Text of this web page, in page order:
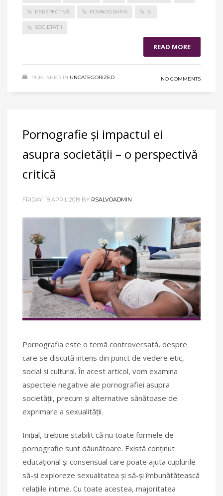
PERSPECTIVĂ PORNOGRAFIA ȘI
SOCIETĂȚII
READ MORE
PUBLISHED IN UNCATEGORIZED NO COMMENTS
Pornografie și impactul ei
asupra societății – o perspectivă
critică
FRIDAY, 19 APRIL 2019 BY RSALVOADMIN
Pornografia este o temă controversată, despre
care se discută intens din punct de vedere etic,
social și cultural. În acest articol, vom examina
aspectele negative ale pornografiei asupra
societății, precum și alternative sănătoase de
exprimare a sexualității.
Inițial, trebuie stabilit că nu toate formele de
pornografie sunt dăunătoare. Există conținut
educațional și consensual care poate ajuta cuplurile
să-și exploreze sexualitatea și să-și îmbunătățească
relațiile intime. Cu toate acestea, majoritatea